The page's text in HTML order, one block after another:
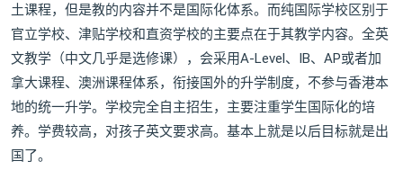
土课程，但是教的内容并不是国际化体系。而纯国际学校区别于
官立学校、津贴学校和直资学校的主要点在于其教学内容。全英
文教学（中文几乎是选修课），会采用A-Level、IB、AP或者加
拿大课程、澳洲课程体系，衔接国外的升学制度，不参与香港本
地的统一升学。学校完全自主招生，主要注重学生国际化的培
养。学费较高，对孩子英文要求高。基本上就是以后目标就是出
国了。